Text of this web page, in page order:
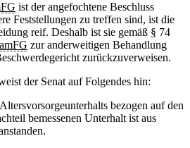
ist der angefochtene Beschluss
Feststellungen zu treffen sind, ist die
reif. Deshalb ist sie gemäß § 74
zur anderweitigen Behandlung
zurückzuverweisen.
der Senat auf Folgendes hin:
bezogen auf den
bemessenen Unterhalt ist aus